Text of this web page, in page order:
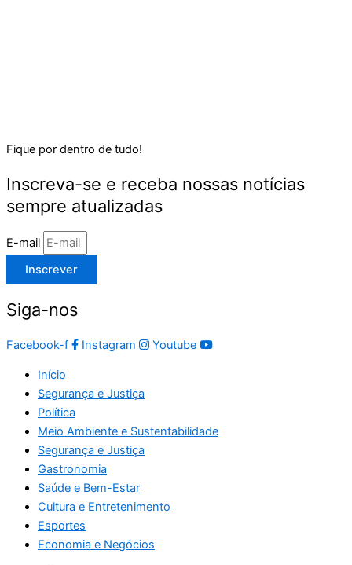
Fique por dentro de tudo!
Inscreva-se e receba nossas notícias
sempre atualizadas
E-mail
Inscrever
Siga-nos
Facebook-f Instagram Youtube
Início
Segurança e Justiça
Política
Meio Ambiente e Sustentabilidade
Segurança e Justiça
Gastronomia
Saúde e Bem-Estar
Cultura e Entretenimento
Esportes
Economia e Negócios